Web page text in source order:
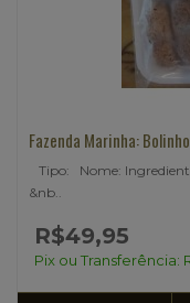
Fazenda Marinha:
Tipo: Nome:
&nb..
R$49,95
Pix ou Transferência: